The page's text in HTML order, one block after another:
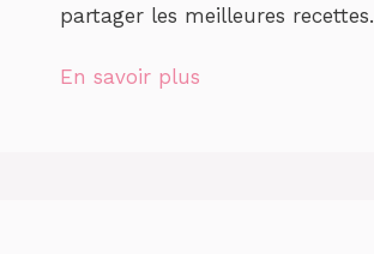
partager les meilleures recettes.
En savoir plus